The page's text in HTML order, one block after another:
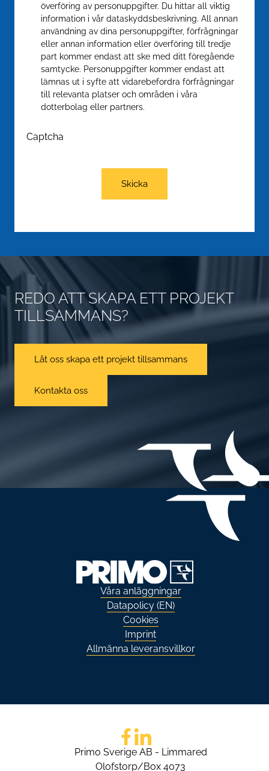
överföring av personuppgifter. Du hittar all viktig
information i vår dataskyddsbeskrivning. All annan
användning av dina personuppgifter, förfrågningar
eller annan information eller överföring till tredje
part kommer endast att ske med ditt föregående
samtycke. Personuppgifter kommer endast att
lämnas ut i syfte att vidarebefordra förfrågningar
till relevanta platser och områden i våra
dotterbolag eller partners.
Captcha
Skicka
REDO ATT SKAPA ETT PROJEKT
TILLSAMMANS?
Låt oss skapa ett projekt tillsammans
Kontakta oss
Våra anläggningar
Datapolicy (EN)
Cookies
Imprint
Allmänna leveransvillkor
Go to Facebook
Go to LinkedIn
Primo Sverige AB - Limmared
Olofstorp/Box 4073